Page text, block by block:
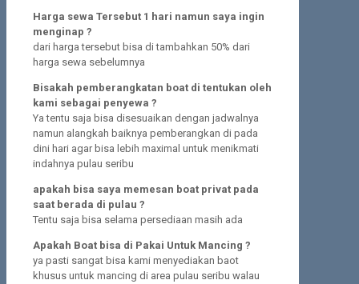
Harga sewa Tersebut 1 hari namun saya ingin
menginap ?
dari harga tersebut bisa di tambahkan 50% dari
harga sewa sebelumnya
Bisakah pemberangkatan boat di tentukan oleh
kami sebagai penyewa ?
Ya tentu saja bisa disesuaikan dengan jadwalnya
namun alangkah baiknya pemberangkan di pada
dini hari agar bisa lebih maximal untuk menikmati
indahnya pulau seribu
apakah bisa saya memesan boat privat pada
saat berada di pulau ?
Tentu saja bisa selama persediaan masih ada
Apakah Boat bisa di Pakai Untuk Mancing ?
ya pasti sangat bisa kami menyediakan baot
khusus untuk mancing di area pulau seribu walau